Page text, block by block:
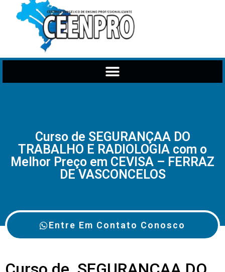
Curso de SEGURANÇAA DO
TRABALHO E RADIOLOGIA com o
Melhor Preço em CEVISA – FERRAZ
DE VASCONCELOS
Entre Em Contato Conosco